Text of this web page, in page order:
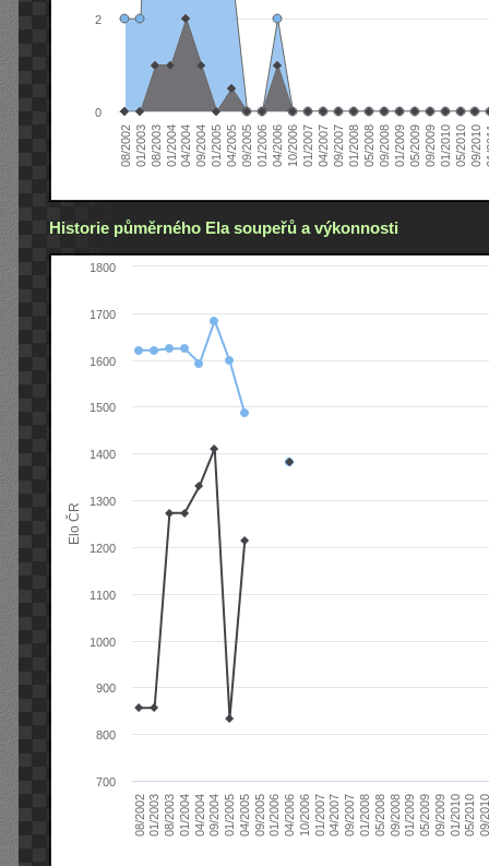
08/200201/200308/200301/200404/200409/200401/200504/200509/200501/200604/200610/200601/200704/200709/200701/200805/200809/200801/200905/200909/200901/201005/201009/2010
0
2
Historie půměrného Ela soupeřů a výkonnosti
Elo ČR
08/200201/200308/200301/200404/200409/200401/200504/200509/200501/200604/200610/200601/200704/200709/200701/200805/200809/200801/200905/200909/200901/201005/201009/
700
800
900
1000
1100
1200
1300
1400
1500
1600
1700
1800